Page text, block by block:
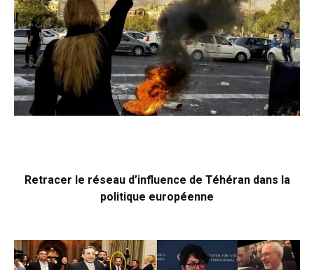
Retracer le réseau d’influence de Téhéran dans la
politique européenne